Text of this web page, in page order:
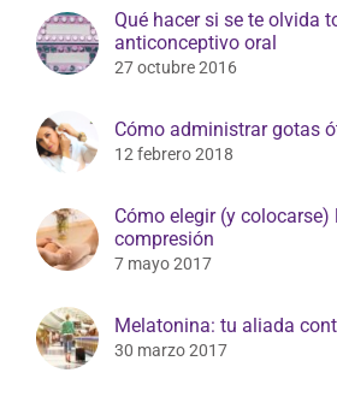
anticonceptivo oral
27 octubre 2016
12 febrero 2018
compresión
7 mayo 2017
30 marzo 2017